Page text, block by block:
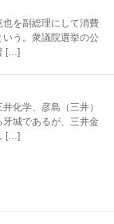
を副総理にして消費
う。衆議院選挙の公
[…]
化学、彦島（三井）
城であるが、三井金
[…]